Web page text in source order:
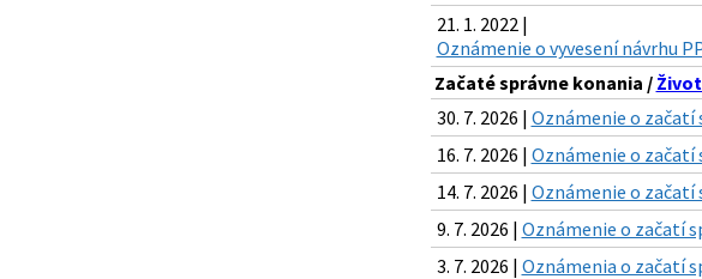
21. 1. 2022 |
Oznámenie o vyvesení návrhu
Začaté správne konania /
30. 7. 2026 | Oznámenie o začatí
16. 7. 2026 | Oznámenie o začatí
14. 7. 2026 | Oznámenie o začatí
9. 7. 2026 | Oznámenie o začatí
3. 7. 2026 | Oznámenia o začatí